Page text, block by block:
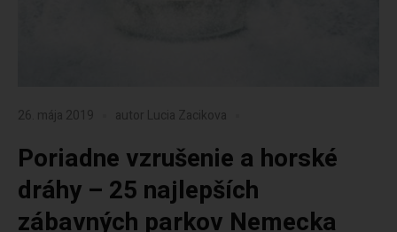
26. mája 2019 autor Lucia Zacikova
Poriadne vzrušenie a horské
dráhy – 25 najlepších
zábavných parkov Nemecka